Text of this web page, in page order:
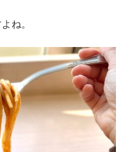
ね。